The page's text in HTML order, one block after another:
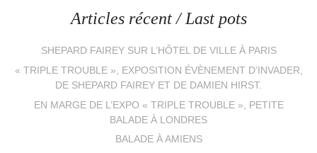
Articles récent / Last pots
SHEPARD FAIREY SUR L’HÔTEL DE VILLE À PARIS
« TRIPLE TROUBLE », EXPOSITION ÉVÈNEMENT D’INVADER,
DE SHEPARD FAIREY ET DE DAMIEN HIRST.
EN MARGE DE L’EXPO « TRIPLE TROUBLE », PETITE
BALADE À LONDRES
BALADE À AMIENS